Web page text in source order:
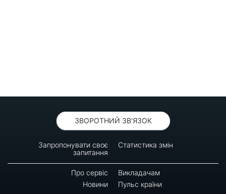
ЗВОРОТНИЙ ЗВ'ЯЗОК
Запропонувати своє
запитання
Статистика змін
Про сервіс
Викладачам
Новини
Пульс країни